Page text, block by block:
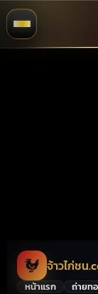
🐓 จ้าวไก่ชน
หน้าแรก ถ่ายท